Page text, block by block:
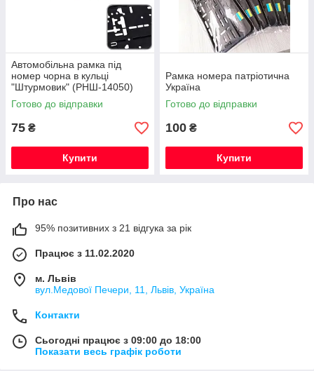
Автомобiльна рамка пiд
номер чорна в кульці
"Штурмовик" (РНШ-14050)
Готово до відправки
75 ₴
Купити
Рамка номера патріотична
Україна
Готово до відправки
100 ₴
Купити
Про нас
95% позитивних з 21 відгука за рік
Працює з 11.02.2020
м. Львів
вул.Медової Печери, 11, Львів, Україна
Контакти
Сьогодні працює з 09:00 до 18:00
Показати весь графік роботи